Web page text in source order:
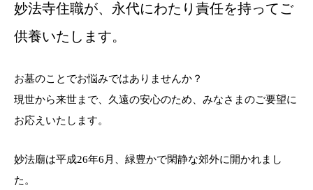
妙法寺住職が、永代にわたり責任を持ってご
供養いたします。
お墓のことでお悩みではありませんか？
現世から来世まで、久遠の安心のため、みなさまのご要望に
お応えいたします。
妙法廟は平成26年6月、緑豊かで閑静な郊外に開かれまし
た。